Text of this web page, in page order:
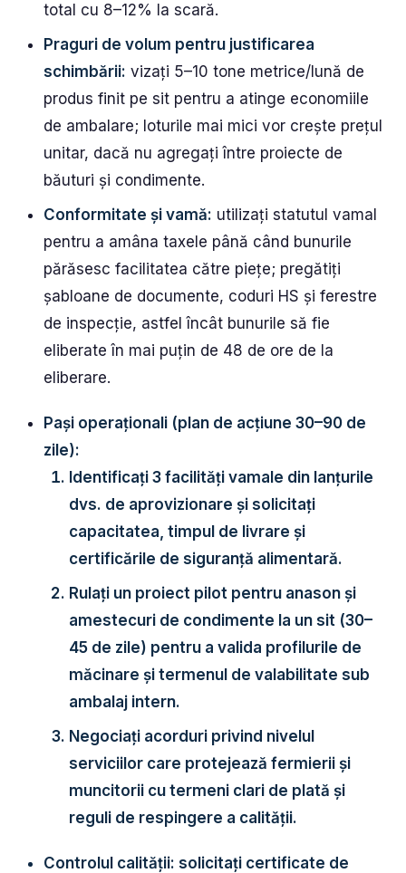
total cu 8–12% la scară.
Praguri de volum pentru justificarea
schimbării: vizați 5–10 tone metrice/lună de
produs finit pe sit pentru a atinge economiile
de ambalare; loturile mai mici vor crește prețul
unitar, dacă nu agregați între proiecte de
băuturi și condimente.
Conformitate și vamă: utilizați statutul vamal
pentru a amâna taxele până când bunurile
părăsesc facilitatea către piețe; pregătiți
șabloane de documente, coduri HS și ferestre
de inspecție, astfel încât bunurile să fie
eliberate în mai puțin de 48 de ore de la
eliberare.
Pași operaționali (plan de acțiune 30–90 de
zile):
Identificați 3 facilități vamale din lanțurile
dvs. de aprovizionare și solicitați
capacitatea, timpul de livrare și
certificările de siguranță alimentară.
Rulați un proiect pilot pentru anason și
amestecuri de condimente la un sit (30–
45 de zile) pentru a valida profilurile de
măcinare și termenul de valabilitate sub
ambalaj intern.
Negociați acorduri privind nivelul
serviciilor care protejează fermierii și
muncitorii cu termeni clari de plată și
reguli de respingere a calității.
Controlul calității: solicitați certificate de